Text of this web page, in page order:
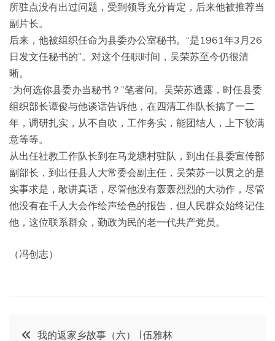
所驻点没有出过问题，受到领导充分肯定，后来他被推荐当
副片长。
后来，他被组织任命为县委办公室秘书。“是1961年3月26
日发文任秘书的”。对这个任职时间，吴荣苏至今仍很清
晰。
“为何选你县委办当秘书？”笔者问。吴荣苏透露，时任县委
组织部长谭俊与他谈话告诉他，在四清工作队长搞了一二
年，调研扎实，从不自吹，工作务实，能团结人，上下较满
意等等。
从出任社教工作队长到在马龙塘村驻队，到出任县委宣传部
副部长，到出任县人大常委会副主任，吴荣苏一以贯之的是
实事求是，敢讲真话，尽管他没有轰轰烈烈的大动作，尽管
他没有在千人大会作绘声绘色的报告，但人民群众始终记住
他，这位联系群众，勤政为民的老一代共产党员。
（冯创志）
文 我的返家乡故事（六） ∣ 伍雅林